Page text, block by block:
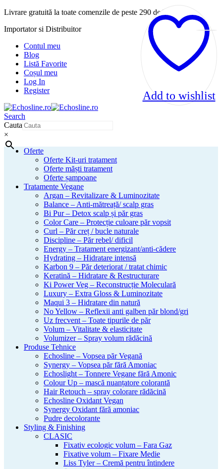
Livrare gratuită la toate comenzile de peste 290 de lei!
Importator si Distribuitor
Contul meu
Blog
Listă Favorite
Coșul meu
Log In
Register
Search
Cauta
×
Oferte
Oferte Kit-uri tratament
Oferte măști tratament
Oferte șampoane
Tratamente Vegane
Argan – Revitalizare & Luminozitate
Balance – Anti-mătreață/ scalp gras
Bi Pur – Detox scalp și păr gras
Color Care – Protecție culoare păr vopsit
Curl – Păr creț / bucle naturale
Discipline – Păr rebel/ dificil
Energy – Tratament energizant/anti-cădere
Hydrating – Hidratare intensă
Karbon 9 – Păr deteriorat / tratat chimic
Keratină – Hidratare & Restructurare
Ki Power Veg – Reconstrucție Moleculară
Luxury – Extra Gloss & Luminozitate
Maqui 3 – Hidratare din natură
No Yellow – Reflexii anti galben păr blond/gri
Uz frecvent – Toate tipurile de păr
Volum – Vitalitate & elasticitate
Volumizer – Spray volum rădăcină
Produse Tehnice
Echosline – Vopsea păr Vegană
Synergy – Vopsea păr fără Amoniac
Echoslight – Tonnere Vegane fără Amonic
Colour Up – mască nuanțatore colorantă
Hair Retouch – spray colorare rădăcină
Echosline Oxidant Vegan
Synergy Oxidant fără amoniac
Pudre decolorante
Styling & Finishing
CLASIC
Fixativ ecologic volum – Fara Gaz
Fixative volum – Fixare Medie
Liss Tyler – Cremă pentru întindere
Add to wishlist